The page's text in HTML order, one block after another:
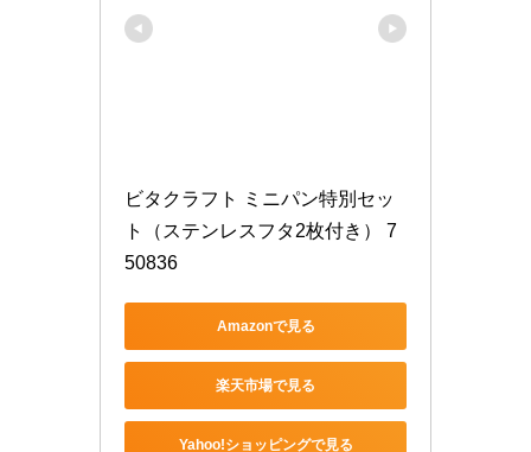
ビタクラフト ミニパン特別セッ
ト（ステンレスフタ2枚付き） 7
50836
Amazonで見る
楽天市場で見る
Yahoo!ショッピングで見る